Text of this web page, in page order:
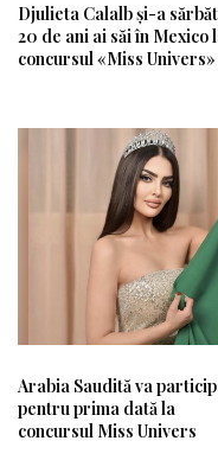
Djulieta Calalb și-a
20 de ani ai săi în Mexico
concursul «Miss Univers»
Arabia Saudită va
pentru prima dată la
concursul Miss Univers